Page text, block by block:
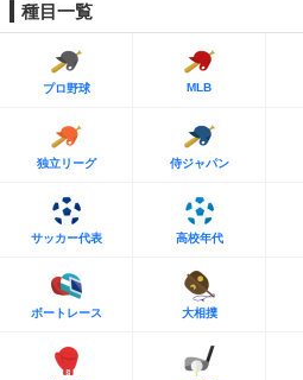
種目一覧
プロ野球 MLB
独立リーグ 侍ジャパン
サッカー代表 高校年代
ボートレース 大相撲